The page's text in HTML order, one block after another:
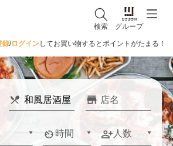
検索 グループ
録/ログインしてお買い物するとポイントがたまる！
時間 人数